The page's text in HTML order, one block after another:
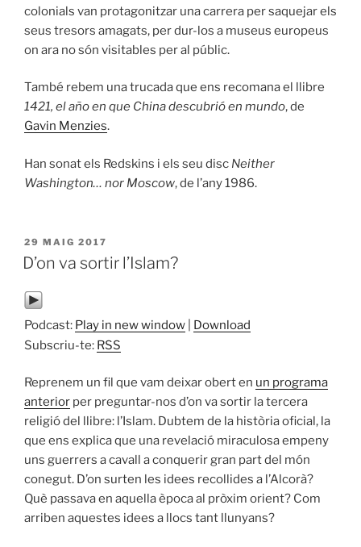
colonials van protagonitzar una carrera per saquejar els
seus tresors amagats, per dur-los a museus europeus
on ara no són visitables per al públic.
També rebem una trucada que ens recomana el llibre
1421, el año en que China descubrió en mundo, de
Gavin Menzies.
Han sonat els Redskins i els seu disc Neither
Washington… nor Moscow, de l’any 1986.
PUBLICAT
A
29 MAIG 2017
D’on va sortir l’Islam?
Podcast: Play in new window
Download
Subscriu-te: RSS
Reprenem un fil que vam deixar obert en un programa
anterior per preguntar-nos d’on va sortir la tercera
religió del llibre: l’Islam. Dubtem de la història oficial, la
que ens explica que una revelació miraculosa empeny
uns guerrers a cavall a conquerir gran part del món
conegut. D’on surten les idees recollides a l’Alcorà?
Què passava en aquella època al pròxim orient? Com
arriben aquestes idees a llocs tant llunyans?